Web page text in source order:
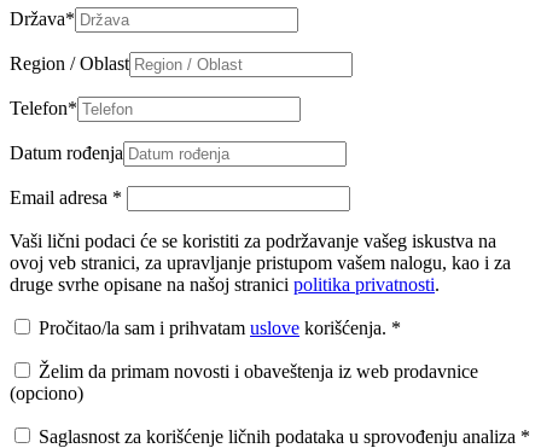
Država*
Region / Oblast
Telefon*
Datum rođenja
Email adresa *
Vaši lični podaci će se koristiti za podržavanje vašeg iskustva na
ovoj veb stranici, za upravljanje pristupom vašem nalogu, kao i za
druge svrhe opisane na našoj stranici politika privatnosti.
Pročitao/la sam i prihvatam uslove korišćenja. *
Želim da primam novosti i obaveštenja iz web prodavnice
(opciono)
Saglasnost za korišćenje ličnih podataka u sprovođenju analiza *